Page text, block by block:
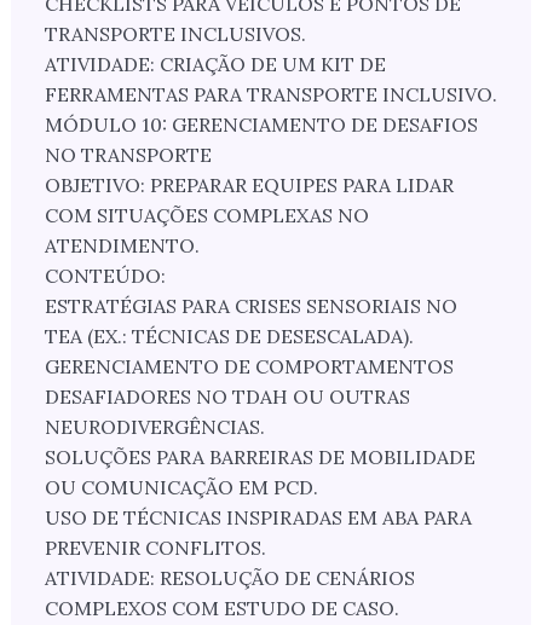
TRANSPORTE INCLUSIVOS.
ATIVIDADE: CRIAÇÃO DE UM KIT DE
FERRAMENTAS PARA TRANSPORTE INCLUSIVO.
MÓDULO 10: GERENCIAMENTO DE DESAFIOS
NO TRANSPORTE
OBJETIVO: PREPARAR EQUIPES PARA LIDAR
COM SITUAÇÕES COMPLEXAS NO
ATENDIMENTO.
CONTEÚDO:
ESTRATÉGIAS PARA CRISES SENSORIAIS NO
TEA (EX.: TÉCNICAS DE DESESCALADA).
GERENCIAMENTO DE COMPORTAMENTOS
DESAFIADORES NO TDAH OU OUTRAS
NEURODIVERGÊNCIAS.
SOLUÇÕES PARA BARREIRAS DE MOBILIDADE
OU COMUNICAÇÃO EM PCD.
USO DE TÉCNICAS INSPIRADAS EM ABA PARA
PREVENIR CONFLITOS.
ATIVIDADE: RESOLUÇÃO DE CENÁRIOS
COMPLEXOS COM ESTUDO DE CASO.